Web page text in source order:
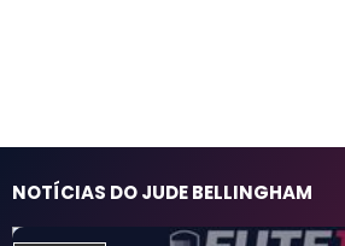
NOTÍCIAS DO JUDE BELLINGHAM